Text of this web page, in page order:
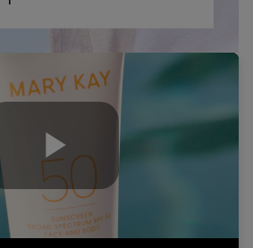
Play